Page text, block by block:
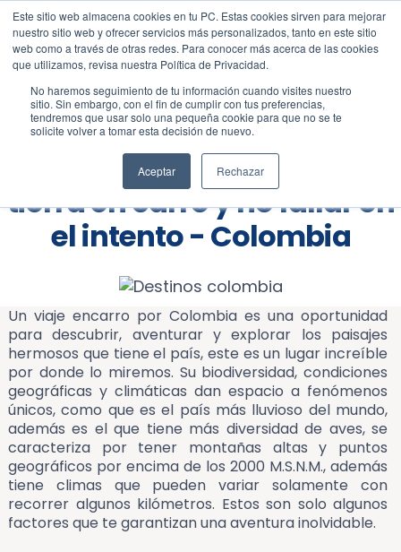
Este sitio web almacena cookies en tu PC. Estas cookies sirven para mejorar
nuestro sitio web y ofrecer servicios más personalizados, tanto en este sitio
web como a través de otras redes. Para conocer más acerca de las cookies
que utilizamos, revisa nuestra Política de Privacidad.
No haremos seguimiento de tu información cuando visites nuestro
sitio. Sin embargo, con el fin de cumplir con tus preferencias,
tendremos que usar solo una pequeña cookie para que no se te
solicite volver a tomar esta decisión de nuevo.
Aceptar Rechazar
Blog Lifestyle
Consejos para viajar por
tierra en carro y no fallar en
el intento - Colombia
Un viaje encarro por Colombia es una oportunidad
para descubrir, aventurar y explorar los paisajes
hermosos que tiene el país, este es un lugar increíble
por donde lo miremos. Su biodiversidad, condiciones
geográficas y climáticas dan espacio a fenómenos
únicos, como que es el país más lluvioso del mundo,
además es el que tiene más diversidad de aves, se
caracteriza por tener montañas altas y puntos
geográficos por encima de los 2000 M.S.N.M., además
tiene climas que pueden variar solamente con
recorrer algunos kilómetros. Estos son solo algunos
factores que te garantizan una aventura inolvidable.